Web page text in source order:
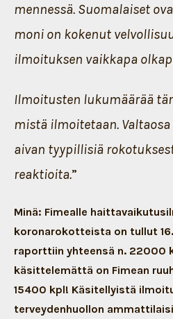
mennessä. Suomalaiset
moni on kokenut
ilmoituksen vaikkapa
Ilmoitusten lukumäärää
mistä ilmoitetaan.
aivan tyypillisiä
reaktioita.”
Minä: Fimealle
koronarokotteista on tullut
raporttiin yhteensä n. 22000
käsittelemättä on Fimean
15400 kpl! Käsitellyistä
terveydenhuollon